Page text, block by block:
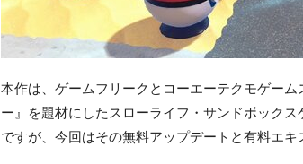
本作は、ゲームフリークとコーエーテクモゲー
ー』を題材にしたスローライフ・サンドボック
ですが、今回はその無料アップデートと有料エキ